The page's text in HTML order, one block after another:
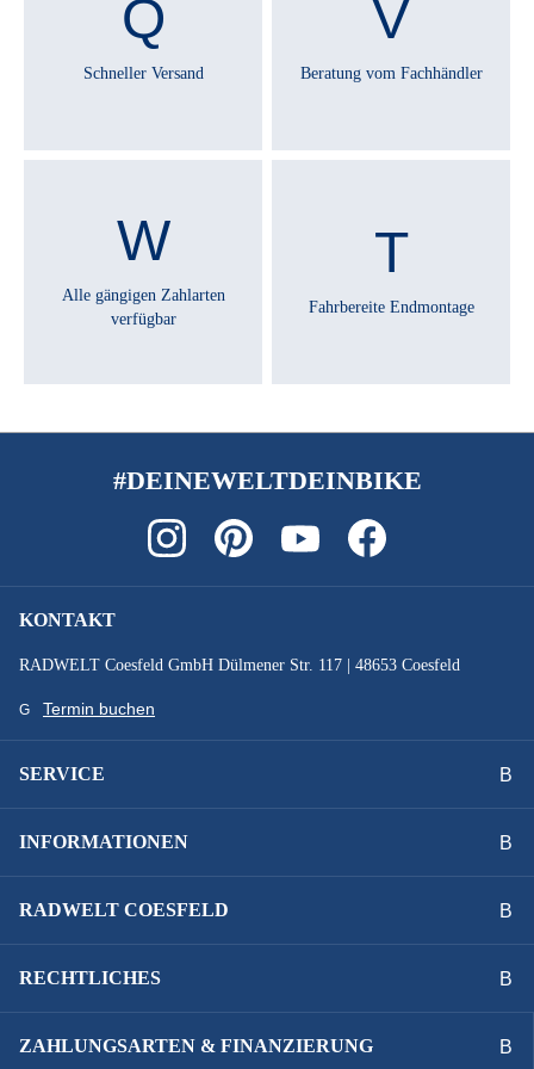
SCHALTHEBEL :
SHIMANO Alivio SL-M3100
Kettenschaltung
SCHALTWERK :
SHIMANO Acera RD-M3100 shadow
SCHEINWERFER :
SCHUTZBLECHE :
SONSTIGES :
vorbehalten.
Schneller Versand Beratung vom Fachhändler
Alle gängigen Zahlarten
verfügbar
Fahrbereite Endmontage
#DEINEWELTDEINBIKE
KONTAKT
RADWELT Coesfeld GmbH Dülmener Str. 117 | 48653 Coesfeld
Termin buchen
SERVICE
INFORMATIONEN
RADWELT COESFELD
RECHTLICHES
ZAHLUNGSARTEN & FINANZIERUNG